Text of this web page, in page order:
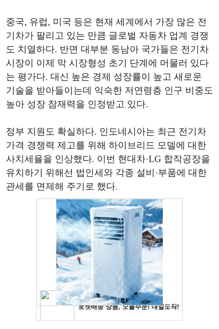
중국, 유럽, 미국 등은 현재 세계에서 가장 많은 전
기차가 팔리고 있는 만큼 글로벌 자동차 업계 경쟁
도 치열하다. 반면 대부분 동남아 국가들은 전기차
시장이 이제 막 시장형성 초기 단계에 머물러 있다
는 평가다. 대신 높은 경제 성장률이 높고 새로운
기술을 받아들이는데 익숙한 저연령층 인구 비중도
높아 성장 잠재력을 인정받고 있다.
정부 지원도 확실하다. 인도네시아는 최근 전기차
가격 경쟁력 제고를 위해 하이브리드 모델에 대한
사치세율을 인상했다. 이번 현대차·LG 합작공장을
유치하기 위해선 법인세와 각종 설비·부품에 대한
관세를 면제해 주기로 했다.